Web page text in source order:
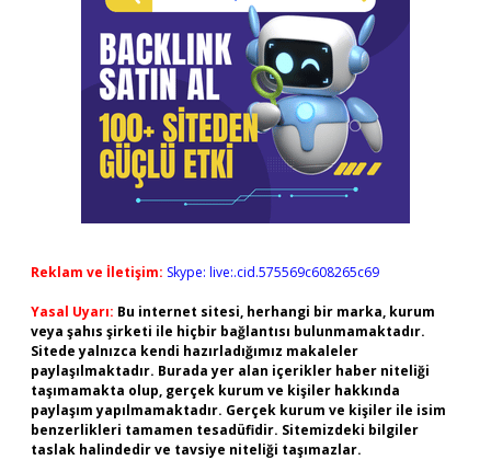
Reklam ve İletişim: Skype: live:.cid.575569c608265c69
Yasal Uyarı: Bu internet sitesi, herhangi bir marka, kurum
veya şahıs şirketi ile hiçbir bağlantısı bulunmamaktadır.
Sitede yalnızca kendi hazırladığımız makaleler
paylaşılmaktadır. Burada yer alan içerikler haber niteliği
taşımamakta olup, gerçek kurum ve kişiler hakkında
paylaşım yapılmamaktadır. Gerçek kurum ve kişiler ile isim
benzerlikleri tamamen tesadüfidir. Sitemizdeki bilgiler
taslak halindedir ve tavsiye niteliği taşımazlar.